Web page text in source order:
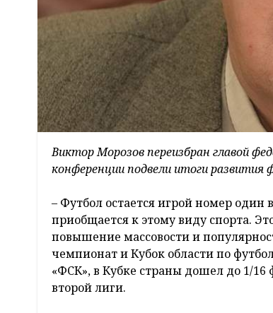
Виктор Морозов переизбран главой
конференции подвели итоги
– Футбол остается игрой номер
приобщается к этому виду спорта.
повышение массовости и
чемпионат и Кубок области по
«ФСК», в Кубке страны дошел до 1/
второй лиги.